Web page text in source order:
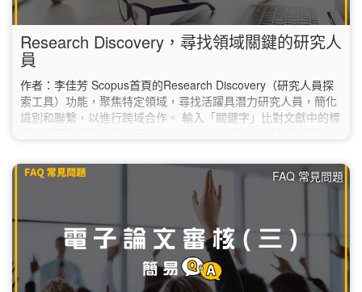
Research Discovery，尋找領域關鍵的研究人
員
作者：李佳芳 Scopus首頁的Research Discovery（研究人員探
索工具）功能，聚焦特定領域，尋找活躍具潛力研究人員，簡化
識別和聯繫，以進行跨域合作。 輸入「關鍵字」比對文獻中的標
如何使用： Scopus首頁，點選功能列Researcher Discovery（**
校外使用請先設定校外連線） 一、輸入「關鍵字」1️⃣，如研究領
FAQ 常見問題